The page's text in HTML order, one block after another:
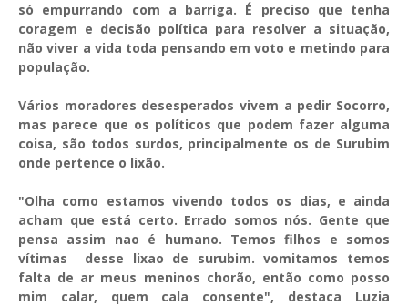
só empurrando com a barriga. É preciso que tenha
coragem e decisão política para resolver a situação,
não viver a vida toda pensando em voto e metindo para
população.
Vários moradores desesperados vivem a pedir Socorro,
mas parece que os políticos que podem fazer alguma
coisa, são todos surdos, principalmente os de Surubim
onde pertence o lixão.
"Olha como estamos vivendo todos os dias, e ainda
acham que está certo. Errado somos nós. Gente que
pensa assim nao é humano. Temos filhos e somos
vítimas desse lixao de surubim. vomitamos temos
falta de ar meus meninos chorão, então como posso
mim calar, quem cala consente", destaca Luzia